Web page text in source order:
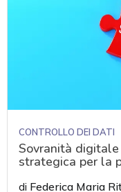
CONTROLLO DEI DATI
Sovranità
strategica per la
di Federica Maria